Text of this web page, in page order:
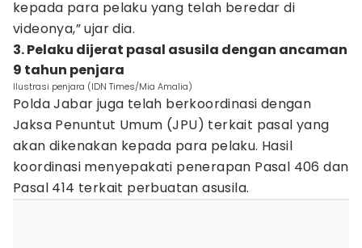
kepada para pelaku yang telah beredar di
videonya,” ujar dia.
3. Pelaku dijerat pasal asusila dengan ancaman
9 tahun penjara
Ilustrasi penjara (IDN Times/Mia Amalia)
Polda Jabar juga telah berkoordinasi dengan
Jaksa Penuntut Umum (JPU) terkait pasal yang
akan dikenakan kepada para pelaku. Hasil
koordinasi menyepakati penerapan Pasal 406 dan
Pasal 414 terkait perbuatan asusila.